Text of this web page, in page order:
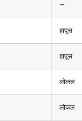
—
हापूस
हापूस
लोकल
लोकल